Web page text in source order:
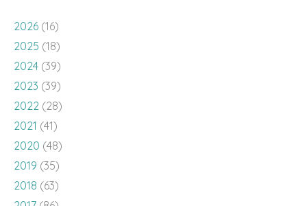
2026 (16)
2025 (18)
2024 (39)
2023 (39)
2022 (28)
2021 (41)
2020 (48)
2019 (35)
2018 (63)